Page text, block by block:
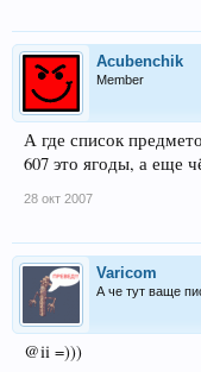
Acubenchik
Member
А где список
607 это ягоды, а еще
28 окт 2007
Varicom
А че тут ваще
@ii =)))